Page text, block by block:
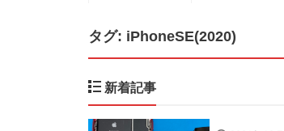
タグ: iPhoneSE(2020)
新着記事